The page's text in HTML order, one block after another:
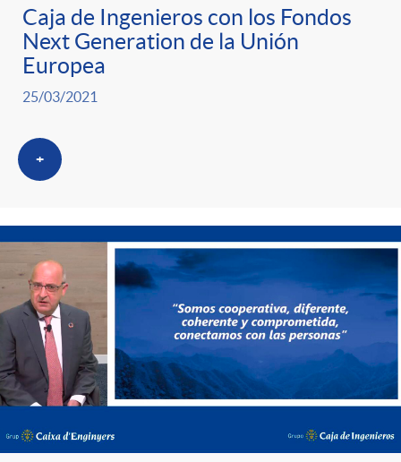
Caja de Ingenieros con los Fondos
Next Generation de la Unión
Europea
25/03/2021
+